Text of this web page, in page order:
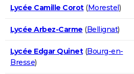
Lycée Camille Corot(Morestel)
Lycée Arbez-Carme (Bellignat)
Lycée Edgar Quinet(Bourg-en-
Bresse)